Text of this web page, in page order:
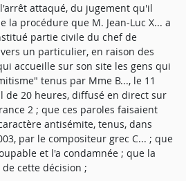
attaqué, du jugement qu'il
la procédure que M. Jean-Luc X... a
partie civile du chef de
un particulier, en raison des
accueille sur son site les gens qui
tenus par Mme B..., le 11
de 20 heures, diffusé en direct sur
2 ; que ces paroles faisaient
antisémite, tenus, dans
par le compositeur grec C... ; que
et l'a condamnée ; que la
cette décision ;